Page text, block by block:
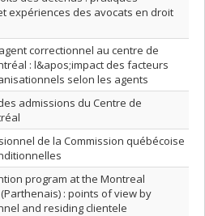
expériences des avocats en droit
correctionnel au centre de
: l&apos;impact des facteurs
selon les agents
admissions du Centre de
de la Commission québécoise
program at the Montreal
: points of view by
and residing clientele